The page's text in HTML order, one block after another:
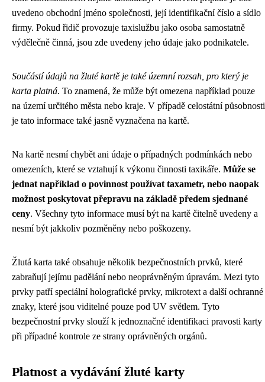
uvedeno obchodní jméno společnosti, její identifikační číslo a sídlo
firmy. Pokud řidič provozuje taxislužbu jako osoba samostatně
výdělečně činná, jsou zde uvedeny jeho údaje jako podnikatele.
Součástí údajů na žluté kartě je také územní rozsah, pro který je
karta platná. To znamená, že může být omezena například pouze
na území určitého města nebo kraje. V případě celostátní působnosti
je tato informace také jasně vyznačena na kartě.
Na kartě nesmí chybět ani údaje o případných podmínkách nebo
omezeních, které se vztahují k výkonu činnosti taxikáře. Může se
jednat například o povinnost používat taxametr, nebo naopak
možnost poskytovat přepravu na základě předem sjednané
ceny. Všechny tyto informace musí být na kartě čitelně uvedeny a
nesmí být jakkoliv pozměněny nebo poškozeny.
Žlutá karta také obsahuje několik bezpečnostních prvků, které
zabraňují jejímu padělání nebo neoprávněným úpravám. Mezi tyto
prvky patří speciální holografické prvky, mikrotext a další ochranné
znaky, které jsou viditelné pouze pod UV světlem. Tyto
bezpečnostní prvky slouží k jednoznačné identifikaci pravosti karty
při případné kontrole ze strany oprávněných orgánů.
Platnost a vydávání žluté karty